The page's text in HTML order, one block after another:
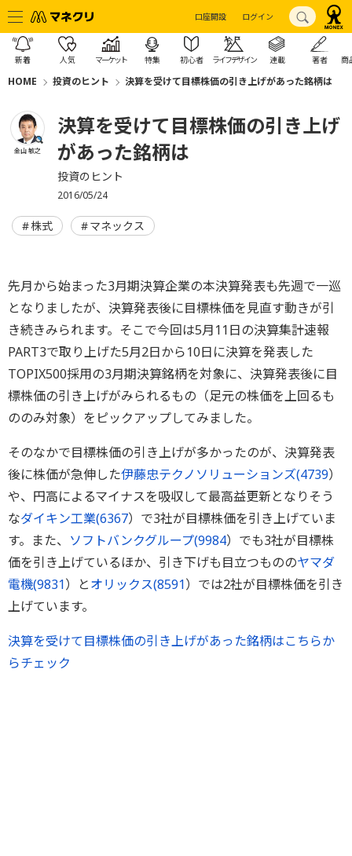
口座開設 ログイン
新着 人気 マーケット 特集 初心者 ライフデザイン 連載 著者 商
HOME 投資のヒント 決算を受けて目標株価の引き上げがあった銘柄は
金山 敏之
決算を受けて目標株価の引き上げ
があった銘柄は
投資のヒント
2016/05/24
株式 マネックス
先月から始まった3月期決算企業の本決算発表も先週で一巡
となりましたが、決算発表後に目標株価を見直す動きが引
き続きみられます。そこで今回は5月11日の決算集計速報
PART3で取り上げた5月2日から10日に決算を発表した
TOPIX500採用の3月期決算銘柄を対象に、決算発表後に目
標株価の引き上げがみられるもの（足元の株価を上回るも
ののみ対象）をピックアップしてみました。
そのなかで目標株価の引き上げが多かったのが、決算発表
後に株価が急伸した伊藤忠テクノソリューションズ(4739）
や、円高によるマイナスを吸収して最高益更新となりそう
なダイキン工業(6367）で3社が目標株価を引き上げていま
す。また、 ソフトバンクグループ(9984）でも3社が目標株
価を引き上げているほか、引き下げも目立つもののヤマダ
電機(9831）とオリックス(8591）では2社が目標株価を引き
上げています。
決算を受けて目標株価の引き上げがあった銘柄はこちらか
らチェック